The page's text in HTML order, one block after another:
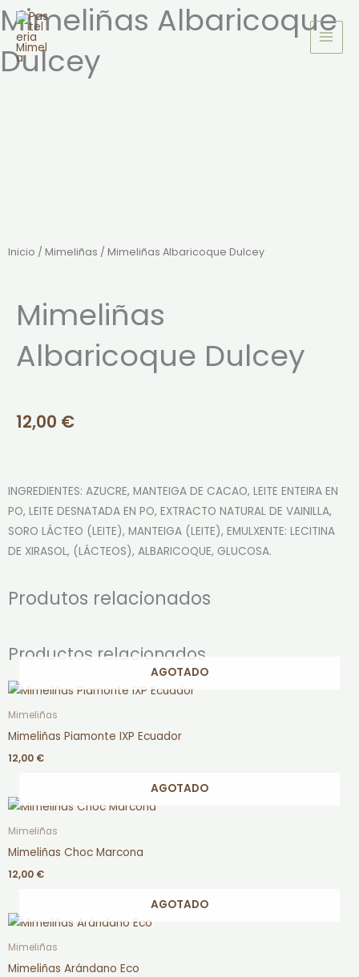
Ir
al
contenido
Mimeliñas Albaricoque
Dulcey
Inicio / Mimeliñas / Mimeliñas Albaricoque Dulcey
Mimeliñas
Albaricoque Dulcey
12,00 €
INGREDIENTES: AZUCRE, MANTEIGA DE CACAO, LEITE ENTEIRA EN
PO, LEITE DESNATADA EN PO, EXTRACTO NATURAL DE VAINILLA,
SORO LÁCTEO (LEITE), MANTEIGA (LEITE), EMULXENTE: LECITINA
DE XIRASOL, (LÁCTEOS), ALBARICOQUE, GLUCOSA.
Produtos relacionados
Productos relacionados
AGOTADO
Mimeliñas
Mimeliñas Piamonte IXP Ecuador
12,00 €
AGOTADO
Mimeliñas
Mimeliñas Choc Marcona
12,00 €
AGOTADO
Mimeliñas
Mimeliñas Arándano Eco